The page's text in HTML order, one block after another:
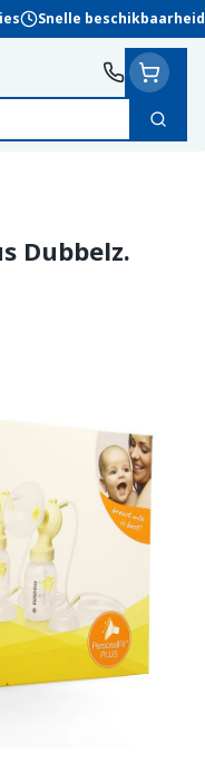
Snelle beschikbaarheid
Zoek
Dubbelz.